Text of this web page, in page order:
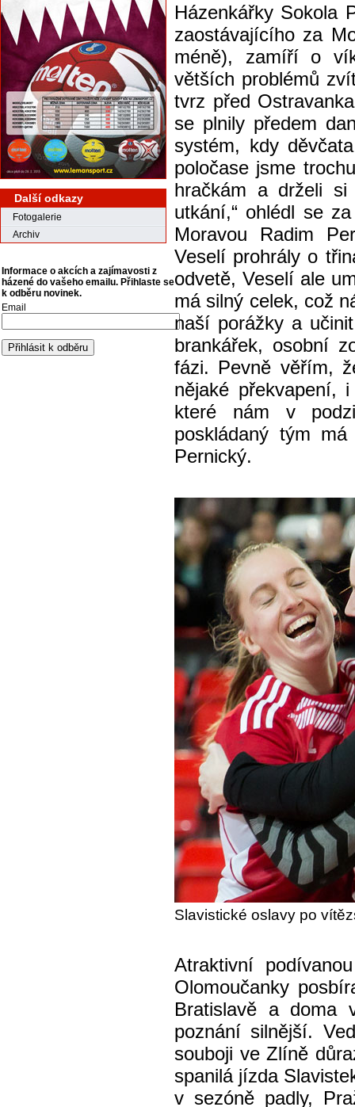
Další odkazy
Fotogalerie
Archiv
Informace o akcích a zajímavosti z
házené do vašeho emailu. Přihlaste se
k odběru novinek.
Email
Házenkářky Sokola
zaostávajícího za
méně), zamíří o
větších problémů
tvrz před
se plnily předem
systém, kdy
poločase jsme
hračkám a drželi si
utkání,“ ohlédl se
Moravou Radim
Veselí prohrály o
odvetě, Veselí ale
má silný celek, což
naší porážky a
brankářek, osobní
fázi. Pevně věřím,
nějaké překvapení,
které nám v
poskládaný tým
Pernický.
Slavistické oslavy po
Atraktivní
Olomoučanky
Bratislavě a doma
poznání silnější.
souboji ve Zlíně
spanilá jízda
v sezóně padly,